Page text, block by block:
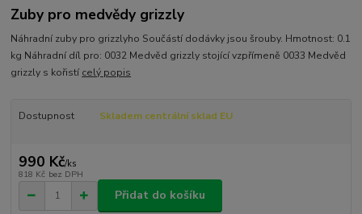
Zuby pro medvědy grizzly
Náhradní zuby pro grizzlyho Součástí dodávky jsou šrouby. Hmotnost: 0.1
kg Náhradní díl pro: 0032 Medvěd grizzly stojící vzpřímeně 0033 Medvěd
grizzly s kořistí celý popis
Dostupnost Skladem centrální sklad EU
990 Kč/ks
818 Kč bez DPH
Přidat do košíku